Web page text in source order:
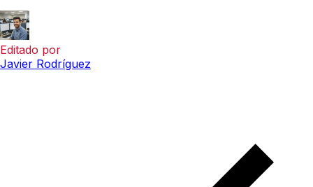
Editado por
Javier Rodríguez